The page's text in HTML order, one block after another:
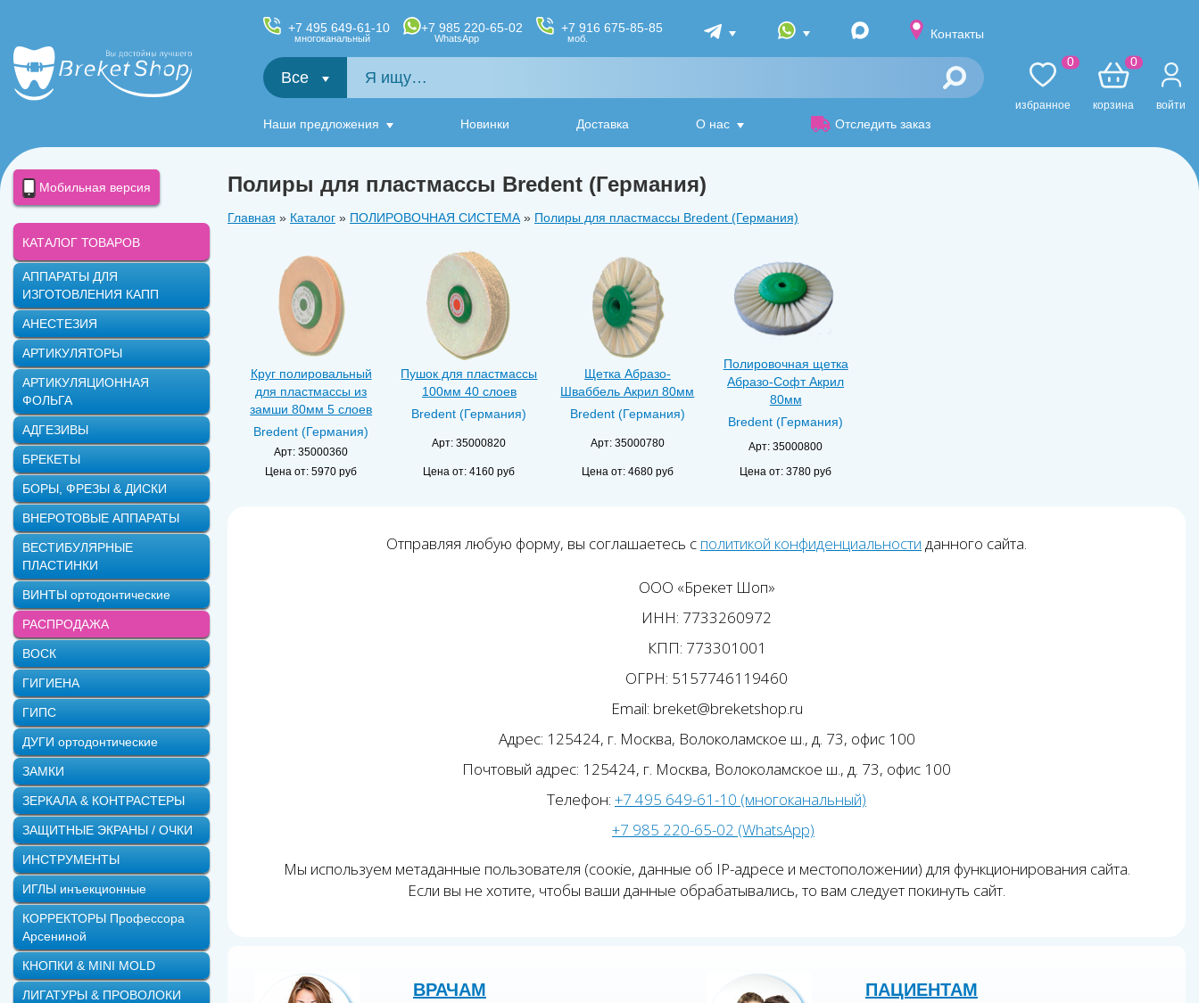
+7 495 649-61-10
многоканальный
+7 985 220-65-02
WhatsApp
+7 916 675-85-85
моб. Контакты
Все
Наши предложения Новинки Доставка О нас Отследить заказ
избранное
0
корзина
0
войти
Полиры для пластмассы Bredent (Германия)
Главная » Каталог » ПОЛИРОВОЧНАЯ СИСТЕМА » Полиры для пластмассы Bredent (Германия)
Круг полировальный
для пластмассы из
замши 80мм 5 слоев
Bredent (Германия)
Арт: 35000360
Цена от:5970 руб
Пушок для пластмассы
100мм 40 слоев
Bredent (Германия)
Арт: 35000820
Цена от:4160 руб
Щетка Абразо-
Шваббель Акрил 80мм
Bredent (Германия)
Арт: 35000780
Цена от: 4680 руб
Полировочная щетка
Абразо-Софт Акрил
80мм
Bredent (Германия)
Арт: 35000800
Цена от:3780 руб
Отправляя любую форму, вы соглашаетесь с политикой конфиденциальности данного сайта.
ООО «Брекет Шоп»
ИНН: 7733260972
КПП: 773301001
ОГРН: 5157746119460
Email: breket@breketshop.ru
Адрес: 125424, г. Москва, Волоколамское ш., д. 73, офис 100
Почтовый адрес: 125424, г. Москва, Волоколамское ш., д. 73, офис 100
Телефон: +7 495 649-61-10 (многоканальный)
+7 985 220-65-02 (WhatsApp)
Мы используем метаданные пользователя (соокіе, данные об IP-адресе и местоположении) для функционирования сайта.
Если вы не хотите, чтобы ваши данные обрабатывались, то вам следует покинуть сайт.
ВРАЧАМ ПАЦИЕНТАМ
Мобильная версия
КАТАЛОГ ТОВАРОВ
АППАРАТЫ ДЛЯ
ИЗГОТОВЛЕНИЯ КАПП
АНЕСТЕЗИЯ
АРТИКУЛЯТОРЫ
АРТИКУЛЯЦИОННАЯ
ФОЛЬГА
АДГЕЗИВЫ
БРЕКЕТЫ
БОРЫ, ФРЕЗЫ & ДИСКИ
ВНЕРОТОВЫЕ АППАРАТЫ
ВЕСТИБУЛЯРНЫЕ
ПЛАСТИНКИ
ВИНТЫ ортодонтические
РАСПРОДАЖА
ВОСК
ГИГИЕНА
ГИПС
ДУГИ ортодонтические
ЗАМКИ
ЗЕРКАЛА & КОНТРАСТЕРЫ
ЗАЩИТНЫЕ ЭКРАНЫ / ОЧКИ
ИНСТРУМЕНТЫ
ИГЛЫ инъекционные
КОРРЕКТОРЫ Профессора
Арсениной
КНОПКИ & MINI MOLD
ЛИГАТУРЫ & ПРОВОЛОКИ